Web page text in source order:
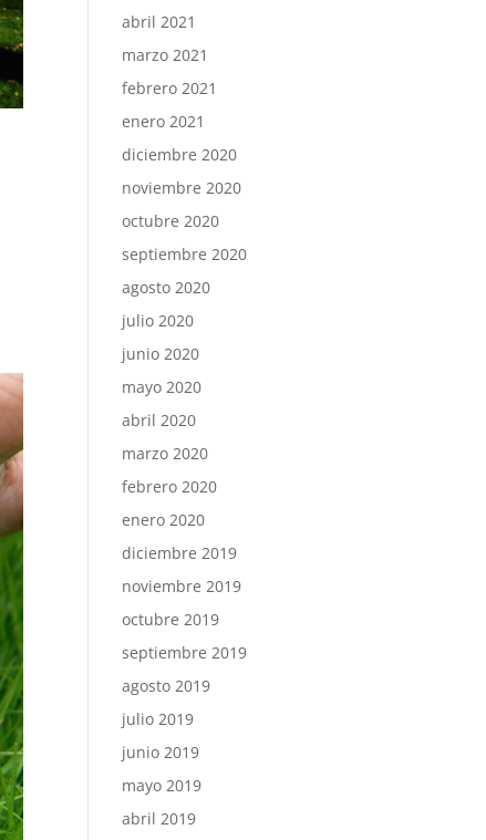
abril 2021
marzo 2021
febrero 2021
enero 2021
diciembre 2020
noviembre 2020
octubre 2020
septiembre 2020
agosto 2020
julio 2020
junio 2020
mayo 2020
abril 2020
marzo 2020
febrero 2020
enero 2020
diciembre 2019
noviembre 2019
octubre 2019
septiembre 2019
agosto 2019
julio 2019
junio 2019
mayo 2019
abril 2019